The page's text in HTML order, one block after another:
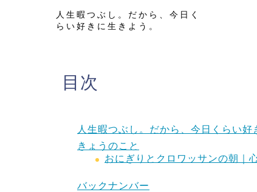
人生暇つぶし。だから、今日く
らい好きに生きよう。
目次
人生暇つぶし。だから、今日くらい好
きょうのこと
おにぎりとクロワッサンの朝｜
バックナンバー